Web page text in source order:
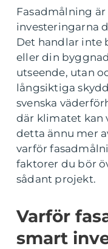
Fasadmålning
investeringarna
Det handlar inte
eller din
utseende, utan
långsiktiga
svenska
där klimatet kan
detta ännu mer
varför
faktorer du bör
sådant projekt.
Varför
smart